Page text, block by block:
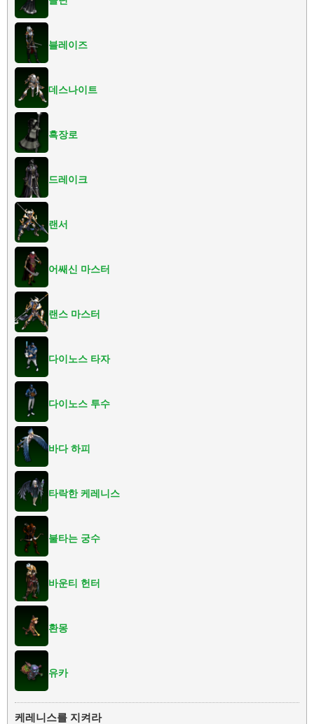
블레이즈
데스나이트
흑장로
드레이크
랜서
어쌔신 마스터
랜스 마스터
다이노스 타자
다이노스 투수
바다 하피
타락한 케레니스
불타는 궁수
바운티 헌터
환몽
유카
케레니스를 지켜라